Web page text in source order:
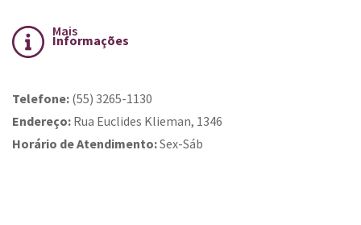
Mais
Informações
Telefone: (55) 3265-1130
Endereço: Rua Euclides Klieman, 1346
Horário de Atendimento:Sex-Sáb